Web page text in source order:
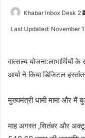
Khabar Inbox Desk 2
Last Updated: November
वात्सल्य योजना:लाभार्थियों
आर्या ने किया डिजिटल
मुख्यमंत्री धामी मामा और
माह अगस्त ,सितंबर और